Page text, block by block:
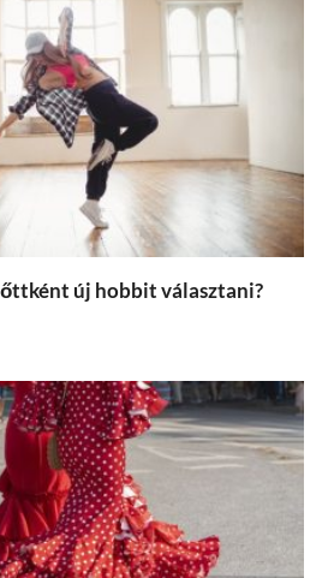
új hobbit választani?